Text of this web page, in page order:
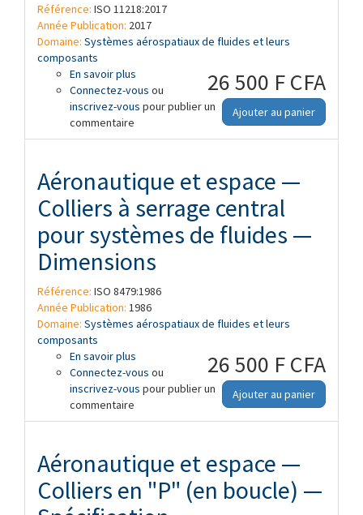
Référence: ISO 11218:2017
Année Publication: 2017
Domaine: Systèmes aérospatiaux de fluides et leurs
composants
26 500 F CFA
Ajouter au panier
En savoir plus à propos de Aéronautique et espace —
Classes de propreté des fluides
hydrauliques
Connectez-vous ou
inscrivez-vous pour publier un
commentaire
Aéronautique et espace —
Colliers à serrage central
pour systèmes de fluides —
Dimensions
Référence: ISO 8479:1986
Année Publication: 1986
Domaine: Systèmes aérospatiaux de fluides et leurs
composants
26 500 F CFA
Ajouter au panier
En savoir plus à propos de Aéronautique et espace —
Colliers à serrage central pour systèmes
de fluides — Dimensions
Connectez-vous ou
inscrivez-vous pour publier un
commentaire
Aéronautique et espace —
Colliers en "P" (en boucle) —